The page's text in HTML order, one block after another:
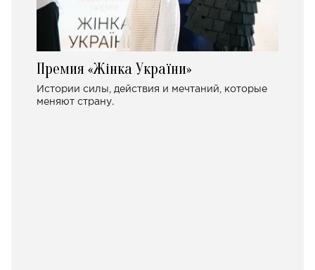
Премия «Жінка України»
Истории силы, действия и мечтаний, которые
меняют страну.